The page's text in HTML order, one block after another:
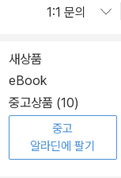
새상품
eBook
중고상품 (10)
중고
알라딘에 팔기